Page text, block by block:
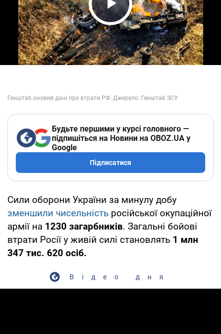
Play Video
Будьте першими у курсі головного —
підпишіться на Новини на OBOZ.UA у
Google
Підписатися
Сили оборони України за минулу добу
зменшили чисельність російської окупаційної
армії на 1230 загарбників. Загальні бойові
втрати Росії у живій силі становлять 1 млн
347 тис. 620 осіб.
Відео дня